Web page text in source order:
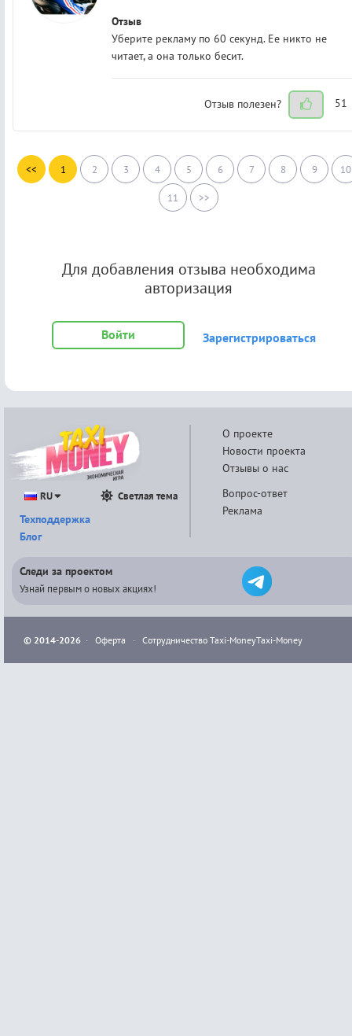
Отзыв
Уберите рекламу по 60 секунд. Ее никто не
читает, а она только бесит.
Отзыв полезен? 51
<< 1 2 3 4 5 6 7 8 9 10
11 >>
Для добавления отзыва необходима
авторизация
Войти Зарегистрироваться
О проекте
Новости проекта
Отзывы о нас
Вопрос-ответ
Реклама
RU Светлая тема
Техподдержка
Блог
Следи за проектом
Узнай первым о новых акциях!
© 2014-2026 · Оферта · Сотрудничество Taxi-MoneyTaxi-Money